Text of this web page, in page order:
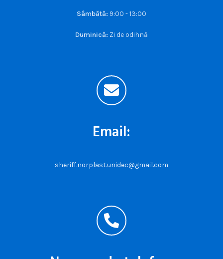
Sâmbătă: 9:00 - 13:00
Duminică: Zi de odihnă
Email:
sheriff.norplast.unidec@gmail.com